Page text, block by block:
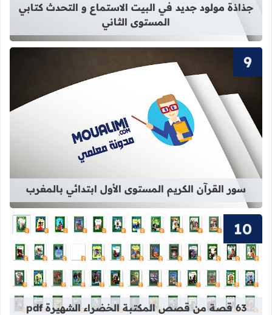
جذاذة مولود جديد في البيت الاستماع و التحدث كتابي
المستوى الثاني
قراءة المزيد عن سور القرآن الكريم
سور القرآن الكريم المستوى الأول ابتدائي بالمغرب
قراءة المزيد عن 63 قصة من قصص المكتبة الخضراء الشهيرة pdf برابط واحد
63 قصة من قصص المكتبة الخضراء الشهيرة pdf